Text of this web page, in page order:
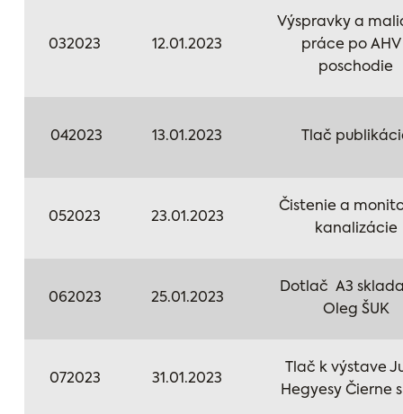
032023 12.01.2023
Výspravky a
práce po
poschodie
042023 13.01.2023 Tlač
052023 23.01.2023
Čistenie a
kanalizácie
062023 25.01.2023
Dotlač A3
Oleg ŠUK
072023 31.01.2023
Tlač k výstave
Hegyesy Čierne